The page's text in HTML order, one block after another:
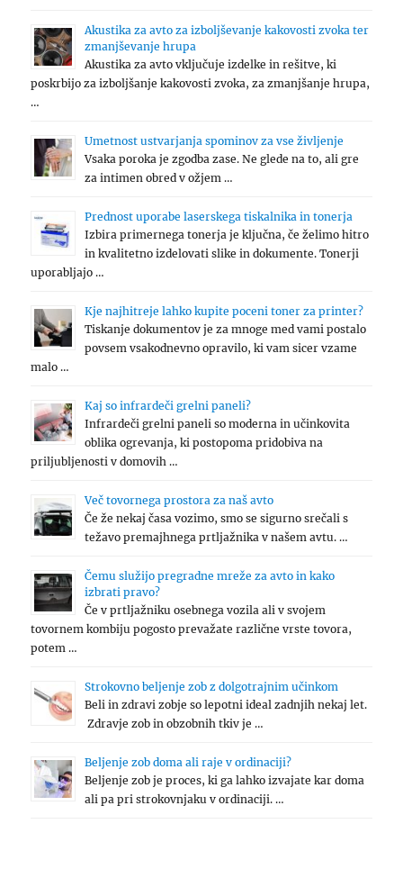
Akustika za avto za izboljševanje kakovosti zvoka ter
zmanjševanje hrupa
Akustika za avto vključuje izdelke in rešitve, ki
poskrbijo za izboljšanje kakovosti zvoka, za zmanjšanje hrupa,
…
Umetnost ustvarjanja spominov za vse življenje
Vsaka poroka je zgodba zase. Ne glede na to, ali gre
za intimen obred v ožjem …
Prednost uporabe laserskega tiskalnika in tonerja
Izbira primernega tonerja je ključna, če želimo hitro
in kvalitetno izdelovati slike in dokumente. Tonerji
uporabljajo …
Kje najhitreje lahko kupite poceni toner za printer?
Tiskanje dokumentov je za mnoge med vami postalo
povsem vsakodnevno opravilo, ki vam sicer vzame
malo …
Kaj so infrardeči grelni paneli?
Infrardeči grelni paneli so moderna in učinkovita
oblika ogrevanja, ki postopoma pridobiva na
priljubljenosti v domovih …
Več tovornega prostora za naš avto
Če že nekaj časa vozimo, smo se sigurno srečali s
težavo premajhnega prtljažnika v našem avtu. …
Čemu služijo pregradne mreže za avto in kako
izbrati pravo?
Če v prtljažniku osebnega vozila ali v svojem
tovornem kombiju pogosto prevažate različne vrste tovora,
potem …
Strokovno beljenje zob z dolgotrajnim učinkom
Beli in zdravi zobje so lepotni ideal zadnjih nekaj let.
Zdravje zob in obzobnih tkiv je …
Beljenje zob doma ali raje v ordinaciji?
Beljenje zob je proces, ki ga lahko izvajate kar doma
ali pa pri strokovnjaku v ordinaciji. …